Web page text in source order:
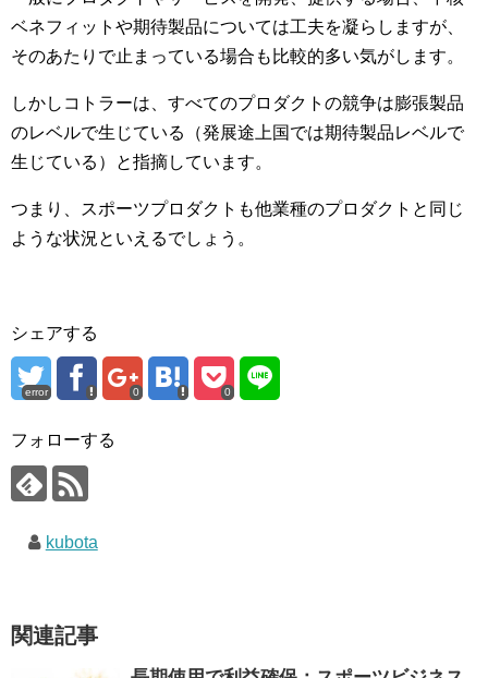
ベネフィットや期待製品については工夫を凝らしますが、
そのあたりで止まっている場合も比較的多い気がします。
しかしコトラーは、すべてのプロダクトの競争は膨張製品
のレベルで生じている（発展途上国では期待製品レベルで
生じている）と指摘しています。
つまり、スポーツプロダクトも他業種のプロダクトと同じ
ような状況といえるでしょう。
シェアする
error 0 0
フォローする
kubota
関連記事